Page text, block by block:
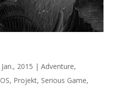
2015 | Adventure,
, Projekt, Serious Game,